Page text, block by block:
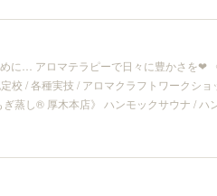
に… アロマテラピーで日々に豊かさを❤︎
校 / 各種実技 / アロマクラフトワークシ
ぎ蒸し® 厚木本店》 ハンモックサウナ / ハ